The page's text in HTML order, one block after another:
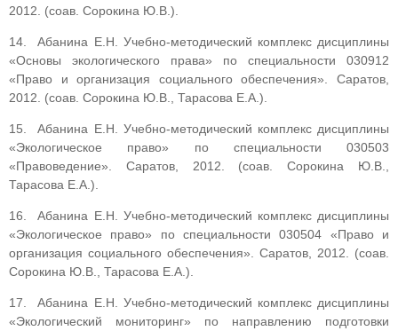
2012. (соав. Сорокина Ю.В.).
14. Абанина Е.Н. Учебно-методический комплекс дисциплины
«Основы экологического права» по специальности 030912
«Право и организация социального обеспечения». Саратов,
2012. (соав. Сорокина Ю.В., Тарасова Е.А.).
15. Абанина Е.Н. Учебно-методический комплекс дисциплины
«Экологическое право» по специальности 030503
«Правоведение». Саратов, 2012. (соав. Сорокина Ю.В.,
Тарасова Е.А.).
16. Абанина Е.Н. Учебно-методический комплекс дисциплины
«Экологическое право» по специальности 030504 «Право и
организация социального обеспечения». Саратов, 2012. (соав.
Сорокина Ю.В., Тарасова Е.А.).
17. Абанина Е.Н. Учебно-методический комплекс дисциплины
«Экологический мониторинг» по направлению подготовки